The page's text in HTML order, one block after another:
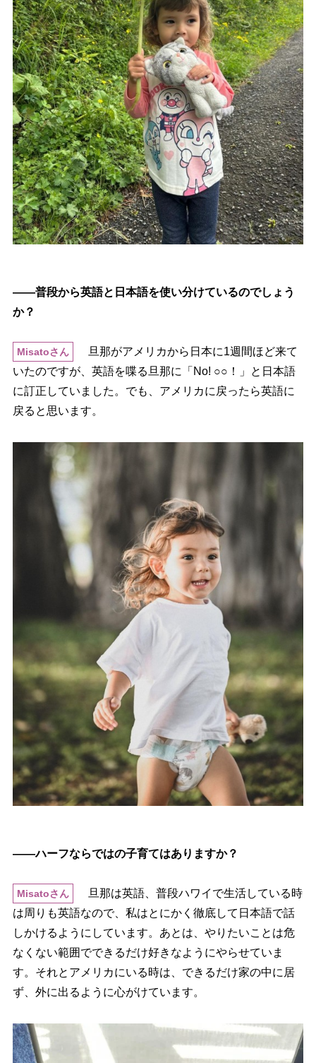
――普段から英語と日本語を使い分けているのでしょう
か？
Misatoさん
旦那がアメリカから日本に1週間ほど来て
いたのですが、英語を喋る旦那に「No! ○○！」と日本語
に訂正していました。でも、アメリカに戻ったら英語に
戻ると思います。
――ハーフならではの子育てはありますか？
Misatoさん
旦那は英語、普段ハワイで生活している時
は周りも英語なので、私はとにかく徹底して日本語で話
しかけるようにしています。あとは、やりたいことは危
なくない範囲でできるだけ好きなようにやらせていま
す。それとアメリカにいる時は、できるだけ家の中に居
ず、外に出るように心がけています。